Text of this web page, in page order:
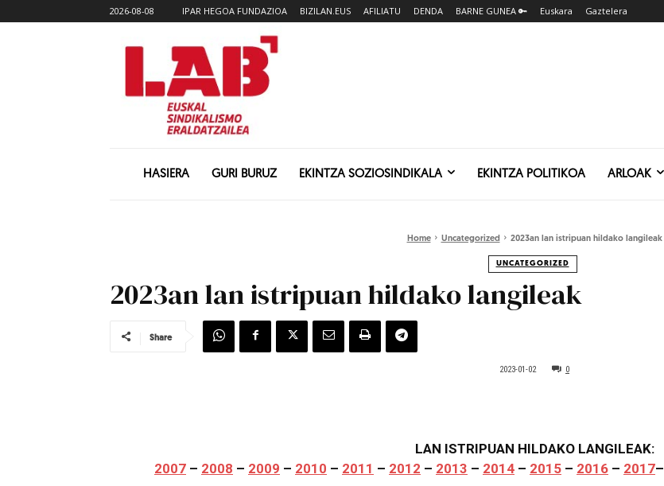
2026-08-08 IPAR HEGOA FUNDAZIOA BIZILAN.EUS AFILIATU DENDA BARNE GUNEA 🔑 Euskara Gaztelera
HASIERA GURI BURUZ EKINTZA SOZIOSINDIKALA EKINTZA POLITIKOA ARLOAK
Home Uncategorized 2023an lan istripuan hildako langileak
UNCATEGORIZED
2023an lan istripuan hildako langileak
Share
2023-01-02 0
LAN ISTRIPUAN HILDAKO LANGILEAK:
2007 – 2008 – 2009 – 2010 – 2011 – 2012 – 2013 – 2014 – 2015 – 2016 – 2017–